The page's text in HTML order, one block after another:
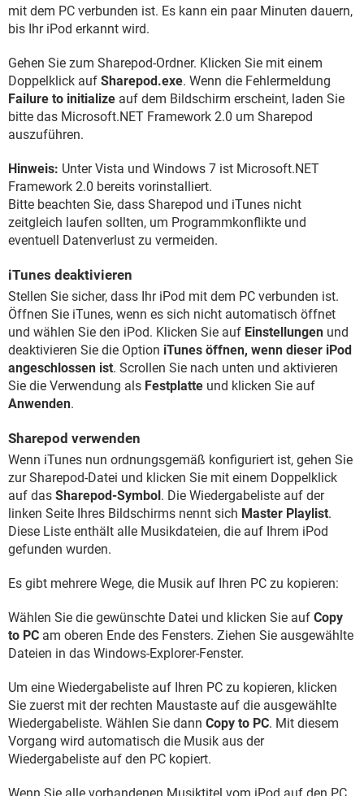
mit dem PC verbunden ist. Es kann ein paar Minuten dauern,
bis Ihr iPod erkannt wird.
Gehen Sie zum Sharepod-Ordner. Klicken Sie mit einem
Doppelklick auf Sharepod.exe. Wenn die Fehlermeldung
Failure to initialize auf dem Bildschirm erscheint, laden Sie
bitte das Microsoft.NET Framework 2.0 um Sharepod
auszuführen.
Hinweis: Unter Vista und Windows 7 ist Microsoft.NET
Framework 2.0 bereits vorinstalliert.
Bitte beachten Sie, dass Sharepod und iTunes nicht
zeitgleich laufen sollten, um Programmkonflikte und
eventuell Datenverlust zu vermeiden.
iTunes deaktivieren
Stellen Sie sicher, dass Ihr iPod mit dem PC verbunden ist.
Öffnen Sie iTunes, wenn es sich nicht automatisch öffnet
und wählen Sie den iPod. Klicken Sie auf Einstellungen und
deaktivieren Sie die Option iTunes öffnen, wenn dieser iPod
angeschlossen ist. Scrollen Sie nach unten und aktivieren
Sie die Verwendung als Festplatte und klicken Sie auf
Anwenden.
Sharepod verwenden
Wenn iTunes nun ordnungsgemäß konfiguriert ist, gehen Sie
zur Sharepod-Datei und klicken Sie mit einem Doppelklick
auf das Sharepod-Symbol . Die Wiedergabeliste auf der
linken Seite Ihres Bildschirms nennt sich Master Playlist.
Diese Liste enthält alle Musikdateien, die auf Ihrem iPod
gefunden wurden.
Es gibt mehrere Wege, die Musik auf Ihren PC zu kopieren:
Wählen Sie die gewünschte Datei und klicken Sie auf Copy
to PC am oberen Ende des Fensters. Ziehen Sie ausgewählte
Dateien in das Windows-Explorer-Fenster.
Um eine Wiedergabeliste auf Ihren PC zu kopieren, klicken
Sie zuerst mit der rechten Maustaste auf die ausgewählte
Wiedergabeliste. Wählen Sie dann Copy to PC. Mit diesem
Vorgang wird automatisch die Musik aus der
Wiedergabeliste auf den PC kopiert.